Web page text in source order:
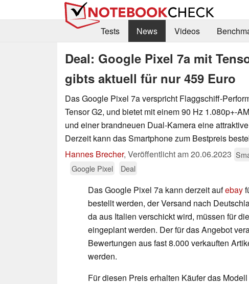
Tests
News Videos
Deal: Google Pixel 7a mit
gibts aktuell für nur 459 Euro
Das Google Pixel 7a verspricht Flaggschiff-
Tensor G2, und bietet mit einem 90 Hz 1.080p+-
und einer brandneuen Dual-Kamera eine
Derzeit kann das Smartphone zum Bestpreis
Hannes Brecher, Veröffentlicht am20.06.2023
Google Pixel
Deal
Das Google Pixel 7a kann derzeit aufebay
bestellt werden, der Versand nach
da aus Italien verschickt wird, müssen für
eingeplant werden. Der für das Angebot
Bewertungen aus fast 8.000 verkauften
werden.
Für diesen Preis erhalten Käufer das